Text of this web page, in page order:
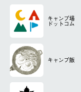
キャンプ場
ドットコム
キャンプ飯